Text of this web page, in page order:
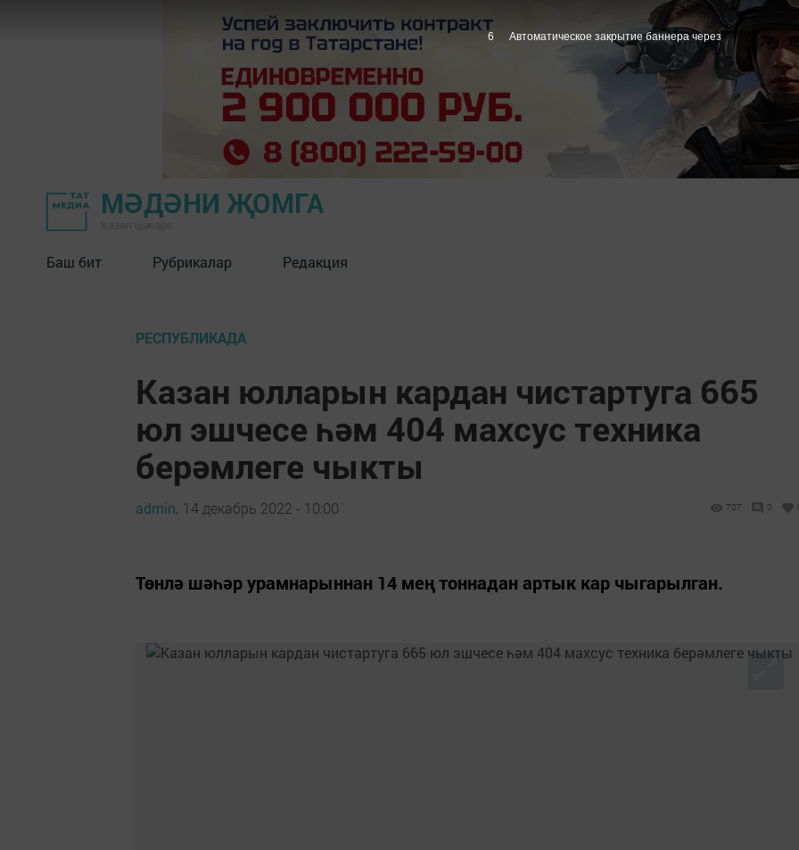
МӘДӘНИ ҖОМГА
Баш бит Рубрикалар Редакция
РЕСПУБЛИКАДА
Казан юлларын кардан чистартуга 665
юл эшчесе һәм 404 махсус техника
берәмлеге чыкты
admin, 14 декабрь 2022 - 10:00 707 0
Төнлә шәһәр урамнарыннан 14 мең тоннадан артык кар чыгарылган.
5 Автоматическое закрытие баннера через